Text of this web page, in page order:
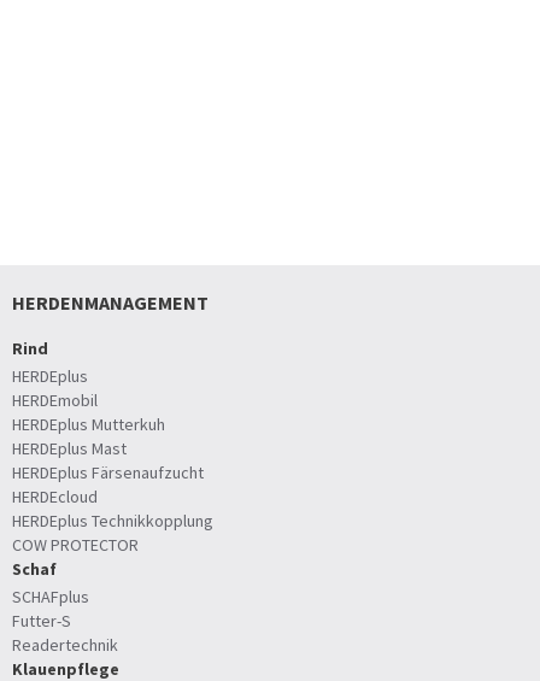
HERDENMANAGEMENT
Rind
HERDEplus
HERDEmobil
HERDEplus Mutterkuh
HERDEplus Mast
HERDEplus Färsenaufzucht
HERDEcloud
HERDEplus Technikkopplung
COW PROTECTOR
Schaf
SCHAFplus
Futter-S
Readertechnik
Klauenpflege